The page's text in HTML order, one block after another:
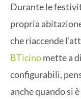
Durante le
propria
che riaccende
BTicinomette a
configurabili,
anche quando si